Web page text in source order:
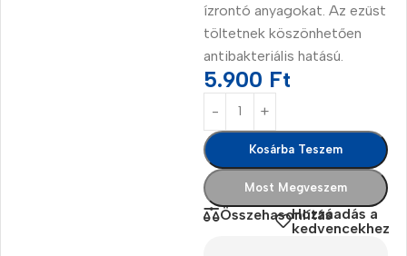
ízrontó anyagokat. Az ezüst
töltetnek köszönhetően
antibakteriális hatású.
5.900 Ft
Kosárba Teszem
Most Megveszem
ÖsszehasonlításHozzáadás a
kedvencekhez